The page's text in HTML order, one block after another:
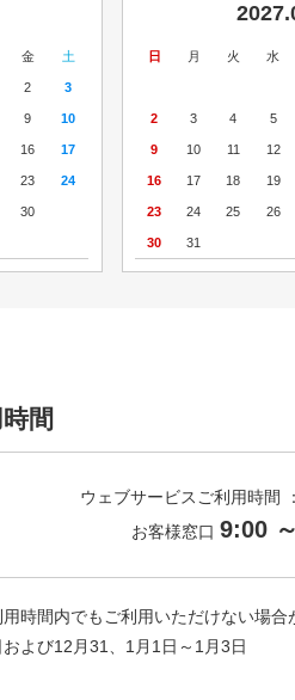
金 土
2 3
9 10
16 17
23 24
30
日 月 火 水
2 3 4 5
9 10 11 12
16 17 18 19
23 24 25 26
30 31
間
ウェブサービスご利用時間
お客様窓口 9:00
時間内でもご利用いただけない場合
よび12月31、1月1日～1月3日